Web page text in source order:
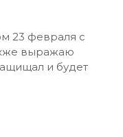
23 февраля с
выражаю
и будет